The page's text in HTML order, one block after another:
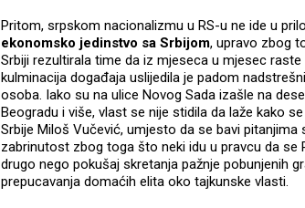
Pritom, srpskom nacionalizmu u RS-u ne ide u
ekonomsko jedinstvo sa Srbijom, upravo zbog
Srbiji rezultirala time da iz mjeseca u mjesec
kulminacija događaja uslijedila je padom
osoba. Iako su na ulice Novog Sada izašle na
Beogradu i više, vlast se nije stidila da laže kako
Srbije Miloš Vučević, umjesto da se bavi
zabrinutost zbog toga što neki idu u pravcu da
drugo nego pokušaj skretanja pažnje pobunjenih
prepucavanja domaćih elita oko tajkunske vlasti.